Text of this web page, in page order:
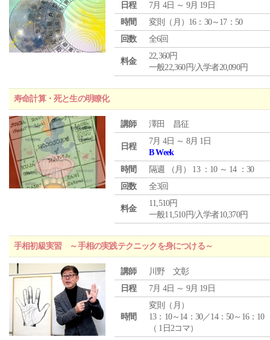
日程
7月 4日 ～ 9月 19日
時間
変則（月）16：30～17：50
回数
全6回
料金
22,360円
一般22,360円/入学者20,090円
寿命計算・死と生の明瞭化
講師 澤田 昌征
日程
7月 4日 ～ 8月 1日
B Week
時間
隔週 （ 月 ） 13 ：10 ～ 14 ：30
回数
全3回
料金
11,510円
一般11,510円/入学者10,370円
手相初級実習 ～手相の実践テクニックを身につける～
講師
川野 文彰
日程
7月 4日 ～ 9月 19日
時間
変則（月）
13：10～14：30／14：50～16：10
（ 1日2コマ）